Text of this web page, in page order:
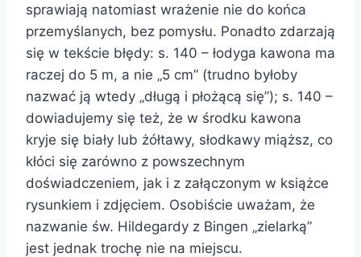
sprawiają natomiast wrażenie nie do końca
przemyślanych, bez pomysłu. Ponadto zdarzają
się w tekście błędy: s. 140 – łodyga kawona ma
raczej do 5 m, a nie „5 cm” (trudno byłoby
nazwać ją wtedy „długą i płożącą się”); s. 140 –
dowiadujemy się też, że w środku kawona
kryje się biały lub żółtawy, słodkawy miąższ, co
kłóci się zarówno z powszechnym
doświadczeniem, jak i z załączonym w książce
rysunkiem i zdjęciem. Osobiście uważam, że
nazwanie św. Hildegardy z Bingen „zielarką”
jest jednak trochę nie na miejscu.